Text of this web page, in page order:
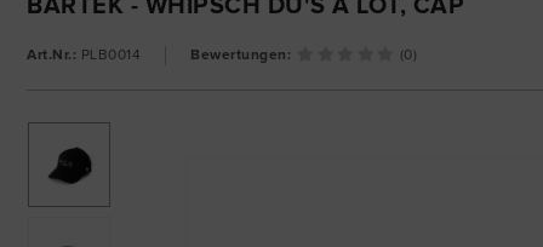
BARTEK - WHIPSCH DU'S A LOT, CAP
Art.Nr.: PLB0014 Bewertungen: (0)